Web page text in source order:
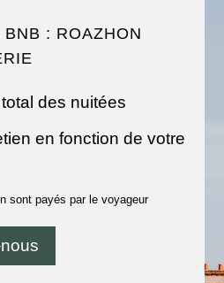
: ROAZHON
des nuitées
en fonction de votre
sont payés par le voyageur